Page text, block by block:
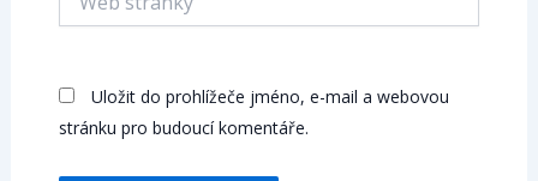
stránky
Uložit do prohlížeče jméno, e-mail a webovou
stránku pro budoucí komentáře.